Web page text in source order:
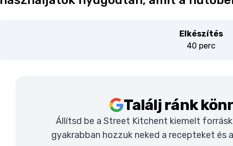
Elkészítés
40 perc
Találj ránk
Állítsd be a Street Kitchent kiemelt
gyakrabban hozzuk neked a recepteket